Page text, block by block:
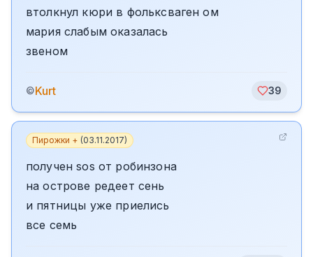
втолкнул кюри в фольксваген ом
мария слабым оказалась
звеном
©Kurt 39
Пирожки + (03.11.2017)
получен sos от робинзона
на острове редеет сень
и пятницы уже приелись
все семь